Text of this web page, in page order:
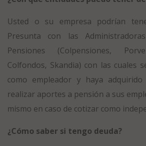
Usted o su empresa podrían
Presunta con las
Pensiones (Colpensiones,
Colfondos, Skandia) con las cuales
como empleador y haya
realizar aportes a pensión a sus
mismo en caso de cotizar como
¿Cómo saber si tengo deuda?